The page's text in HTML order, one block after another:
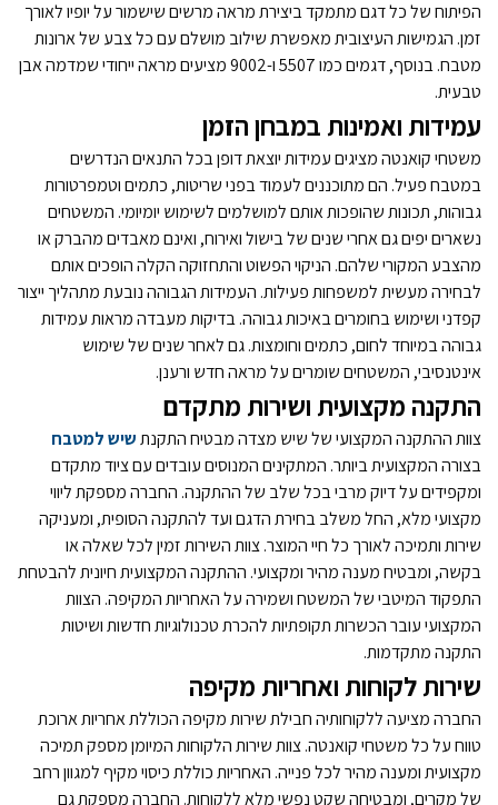
הפיתוח של כל דגם מתמקד ביצירת מראה מרשים שישמור על יופיו לאורך
זמן. הגמישות העיצובית מאפשרת שילוב מושלם עם כל צבע של ארונות
מטבח. בנוסף, דגמים כמו 5507 ו-9002 מציעים מראה ייחודי שמדמה אבן
טבעית.
עמידות ואמינות במבחן הזמן
משטחי קואנטה מציגים עמידות יוצאת דופן בכל התנאים הנדרשים
במטבח פעיל. הם מתוכננים לעמוד בפני שריטות, כתמים וטמפרטורות
גבוהות, תכונות שהופכות אותם למושלמים לשימוש יומיומי. המשטחים
נשארים יפים גם אחרי שנים של בישול ואירוח, ואינם מאבדים מהברק או
מהצבע המקורי שלהם. הניקוי הפשוט והתחזוקה הקלה הופכים אותם
לבחירה מעשית למשפחות פעילות. העמידות הגבוהה נובעת מתהליך ייצור
קפדני ושימוש בחומרים באיכות גבוהה. בדיקות מעבדה מראות עמידות
גבוהה במיוחד לחום, כתמים וחומצות. גם לאחר שנים של שימוש
אינטנסיבי, המשטחים שומרים על מראה חדש ורענן.
התקנה מקצועית ושירות מתקדם
צוות ההתקנה המקצועי של שיש מצדה מבטיח התקנתשיש למטבח
בצורה המקצועית ביותר. המתקינים המנוסים עובדים עם ציוד מתקדם
ומקפידים על דיוק מרבי בכל שלב של ההתקנה. החברה מספקת ליווי
מקצועי מלא, החל משלב בחירת הדגם ועד להתקנה הסופית, ומעניקה
שירות ותמיכה לאורך כל חיי המוצר. צוות השירות זמין לכל שאלה או
בקשה, ומבטיח מענה מהיר ומקצועי. ההתקנה המקצועית חיונית להבטחת
התפקוד המיטבי של המשטח ושמירה על האחריות המקיפה. הצוות
המקצועי עובר הכשרות תקופתיות להכרת טכנולוגיות חדשות ושיטות
התקנה מתקדמות.
שירות לקוחות ואחריות מקיפה
החברה מציעה ללקוחותיה חבילת שירות מקיפה הכוללת אחריות ארוכת
טווח על כל משטחי קואנטה. צוות שירות הלקוחות המיומן מספק תמיכה
מקצועית ומענה מהיר לכל פנייה. האחריות כוללת כיסוי מקיף למגוון רחב
של מקרים, ומבטיחה שקט נפשי מלא ללקוחות. החברה מספקת גם